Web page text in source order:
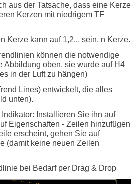
aus der Tatsache, dass eine Kerze
Kerzen mit niedrigem TF
Kerze kann auf 1,2... sein. n Kerze.
können die notwendige
Abbildung oben, sie wurde auf H4
in der Luft zu hängen)
Lines) entwickelt, die alles
unten).
Installieren Sie ihn auf
Eigenschaften - Zeilen hinzufügen
erscheint, gehen Sie auf
(damit keine neuen Zeilen
bei Bedarf per Drag & Drop